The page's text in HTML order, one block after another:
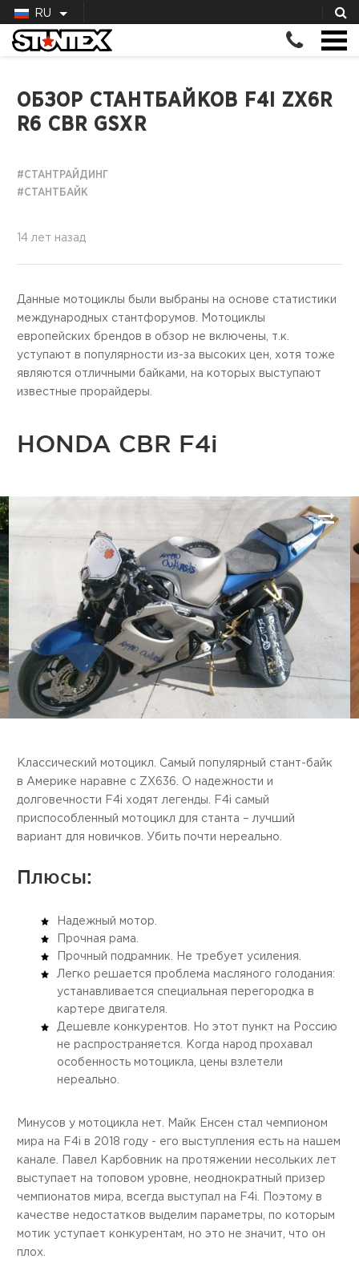
RU
ОБЗОР СТАНТБАЙКОВ F4I ZX6R
R6 CBR GSXR
#СТАНТРАЙДИНГ
#СТАНТБАЙК
14 лет назад
Данные мотоциклы были выбраны на основе статистики
международных стантфорумов. Мотоциклы
европейских брендов в обзор не включены, т.к.
уступают в популярности из-за высоких цен, хотя тоже
являются отличными байками, на которых выступают
известные прорайдеры.
HONDA CBR F4i
Next
Классический мотоцикл. Самый популярный стант-байк
в Америке наравне с ZX636. О надежности и
долговечности F4i ходят легенды. F4i самый
приспособленный мотоцикл для станта – лучший
вариант для новичков. Убить почти нереально.
Плюсы:
Надежный мотор.
Прочная рама.
Прочный подрамник. Не требует усиления.
Легко решается проблема масляного голодания:
устанавливается специальная перегородка в
картере двигателя.
Дешевле конкурентов. Но этот пункт на Россию
не распространяется. Когда народ прохавал
особенность мотоцикла, цены взлетели
нереально.
Минусов у мотоцикла нет. Майк Енсен стал чемпионом
мира на F4i в 2018 году - его выступления есть на нашем
канале. Павел Карбовник на протяжении несольких лет
выступает на топовом уровне, неоднократный призер
чемпионатов мира, всегда выступал на F4i. Поэтому в
качестве недостатков выделим параметры, по которым
мотик уступает конкурентам, но это не значит, что он
плох.